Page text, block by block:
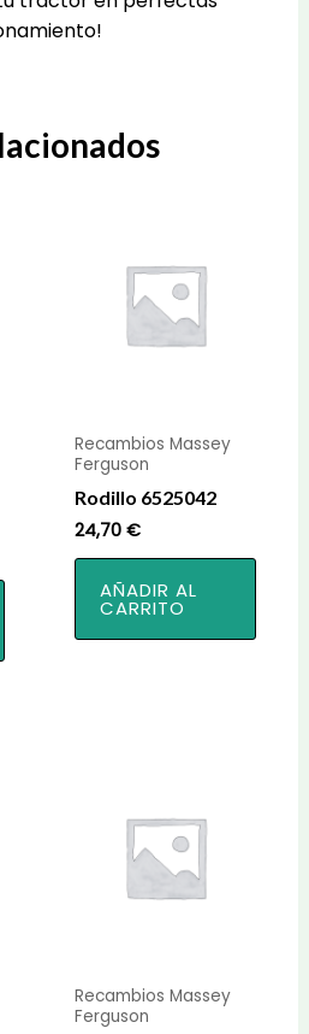
Recambios Massey
Ferguson
Rodillo 6525042
24,70€
AÑADIR AL
CARRITO
Recambios Massey
Ferguson